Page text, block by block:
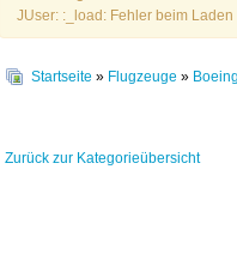
JUser: :_load: Fehler beim
Startseite » Flugzeuge »
Zurück zur Kategorieübersicht